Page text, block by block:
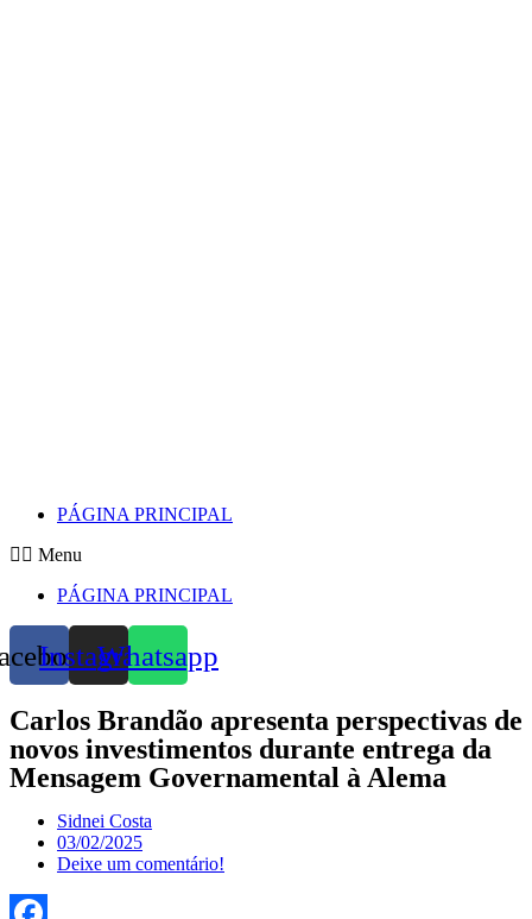
PÁGINA PRINCIPAL
Menu
PÁGINA PRINCIPAL
InstagramWhatsapp
Carlos Brandão apresenta perspectivas de
novos investimentos durante entrega da
Mensagem Governamental à Alema
Sidnei Costa
03/02/2025
Deixe um comentário!